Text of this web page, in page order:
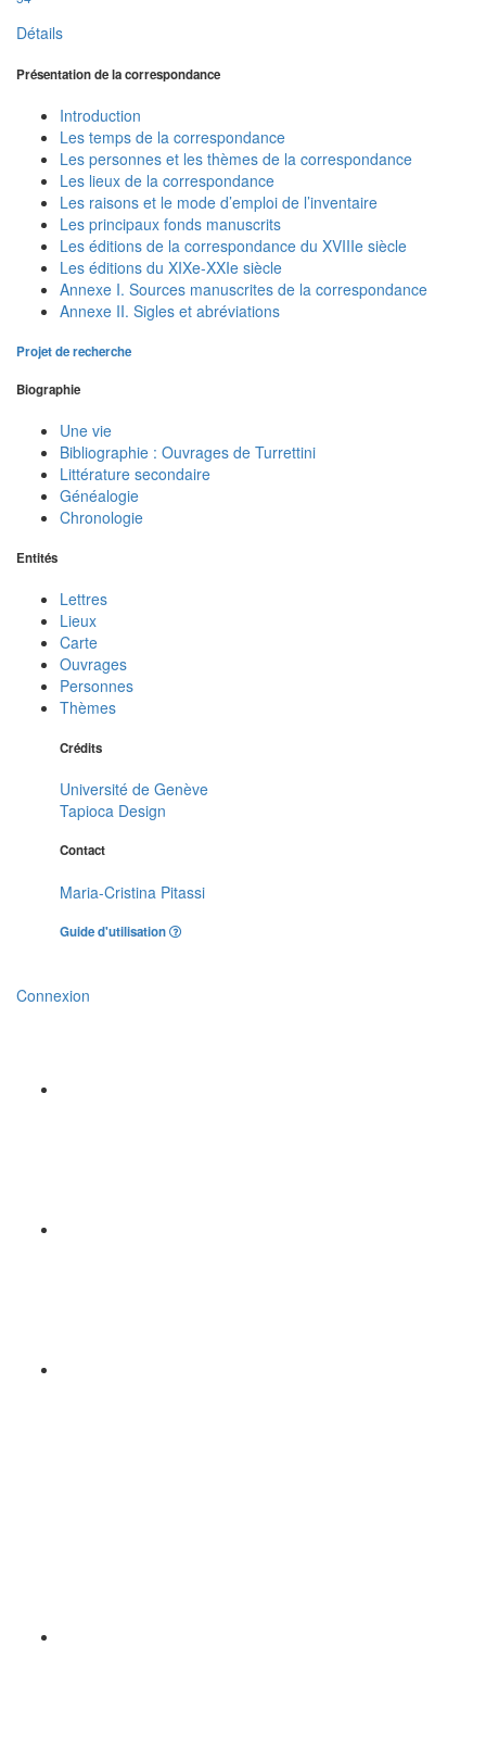
Détails
Présentation de la correspondance
Introduction
Les temps de la correspondance
Les personnes et les thèmes de la correspondance
Les lieux de la correspondance
Les raisons et le mode d’emploi de l’inventaire
Les principaux fonds manuscrits
Les éditions de la correspondance du XVIIIe siècle
Les éditions du XIXe-XXIe siècle
Annexe I. Sources manuscrites de la correspondance
Annexe II. Sigles et abréviations
Projet de recherche
Biographie
Une vie
Bibliographie : Ouvrages de Turrettini
Littérature secondaire
Généalogie
Chronologie
Entités
Lettres
Lieux
Carte
Ouvrages
Personnes
Thèmes
Crédits
Université de Genève
Tapioca Design
Contact
Maria-Cristina Pitassi
Guide d'utilisation
Connexion